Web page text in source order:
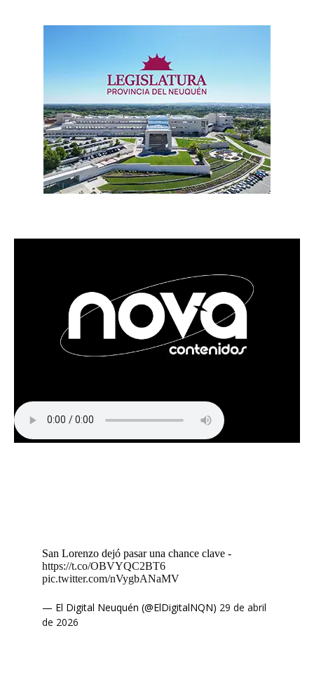
San Lorenzo dejó pasar una chance clave -
https://t.co/OBVYQC2BT6
pic.twitter.com/nVygbANaMV
— El Digital Neuquén (@ElDigitalNQN) 29 de abril
de 2026